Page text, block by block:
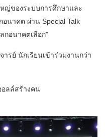
ญ่ของระบบการศึกษาและ
นาคต ผ่าน Special Talk
กอนาคตเลือก”
รย์ นักเรียนเข้าร่วมงานกว่า
อลล์สร้างคน